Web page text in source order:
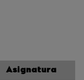
Asignatura